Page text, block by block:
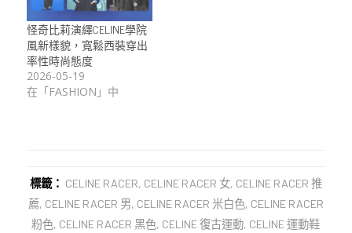
怪奇比莉演繹CELINE學院
風新樣貌，寬鬆西裝穿出
率性時尚態度
2026-05-19
在「FASHION」中
標籤： CELINE RACER, CELINE RACER 女, CELINE RACER 推
薦, CELINE RACER 男, CELINE RACER 米白色, CELINE RACER
粉色, CELINE RACER 黑色, CELINE 復古運動, CELINE 運動鞋